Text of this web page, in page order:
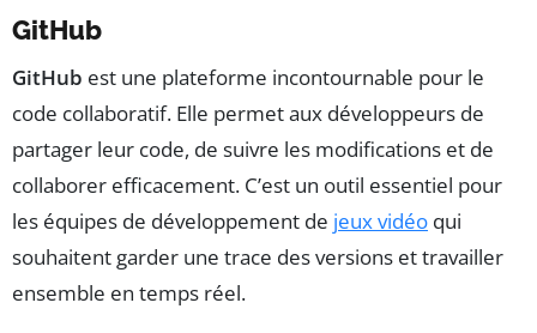
GitHub
GitHub est une plateforme incontournable pour le
code collaboratif. Elle permet aux développeurs de
partager leur code, de suivre les modifications et de
collaborer efficacement. C’est un outil essentiel pour
les équipes de développement de jeux vidéo qui
souhaitent garder une trace des versions et travailler
ensemble en temps réel.